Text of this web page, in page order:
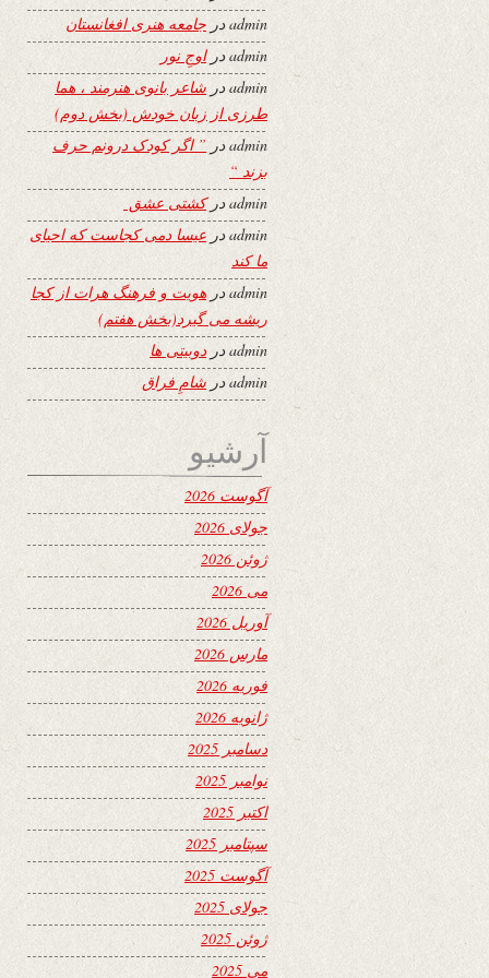
adminدر جامعه هنری افغانستان
adminدراوجِ نور
adminدر شاعر بانوی هنرمند ، هما
طرزی از زبان خودش (بخش دوم)
adminدر ” اگر کودک درونم حرف
بزند “
adminدرکشتی عشق
adminدر عیسا دمی کجاست که احیای
ما کند
adminدر هویت و فرهنگ هرات از کجا
ریشه می گیرد(بخش هفتم)
adminدردوبیتی ها
admin در شامِ فراق
آرشیو
آگوست 2026
جولای 2026
ژوئن 2026
می 2026
آوریل 2026
مارس 2026
فوریه 2026
ژانویه 2026
دسامبر 2025
نوامبر 2025
اکتبر 2025
سپتامبر 2025
آگوست 2025
جولای 2025
ژوئن 2025
می 2025